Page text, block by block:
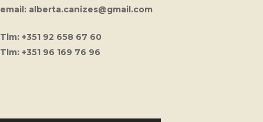
email: alberta.canizes@gmail.com
Tlm: +351 92 658 67 60
Tlm: +351 96 169 76 96